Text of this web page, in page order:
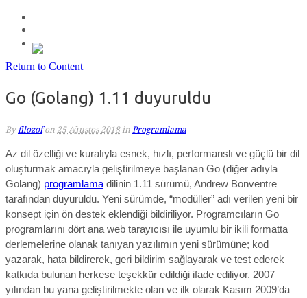
Return to Content
Go (Golang) 1.11 duyuruldu
By filozof on 25 Ağustos 2018 in Programlama
Az dil özelliği ve kuralıyla esnek, hızlı, performanslı ve güçlü bir dil
oluşturmak amacıyla geliştirilmeye başlanan Go (diğer adıyla
Golang) programlama dilinin 1.11 sürümü, Andrew Bonventre
tarafından duyuruldu. Yeni sürümde, “modüller” adı verilen yeni bir
konsept için ön destek eklendiği bildiriliyor. Programcıların Go
programlarını dört ana web tarayıcısı ile uyumlu bir ikili formatta
derlemelerine olanak tanıyan yazılımın yeni sürümüne; kod
yazarak, hata bildirerek, geri bildirim sağlayarak ve test ederek
katkıda bulunan herkese teşekkür edildiği ifade ediliyor. 2007
yılından bu yana geliştirilmekte olan ve ilk olarak Kasım 2009’da